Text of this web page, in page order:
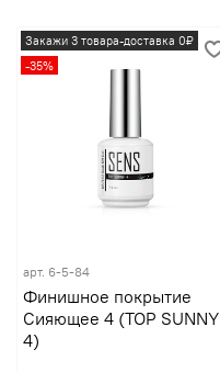
Закажи 3 товара-доставка 0₽
-35%
арт. 6-5-84
Финишное покрытие
Сияющее 4 (TOP SUNNY
4)